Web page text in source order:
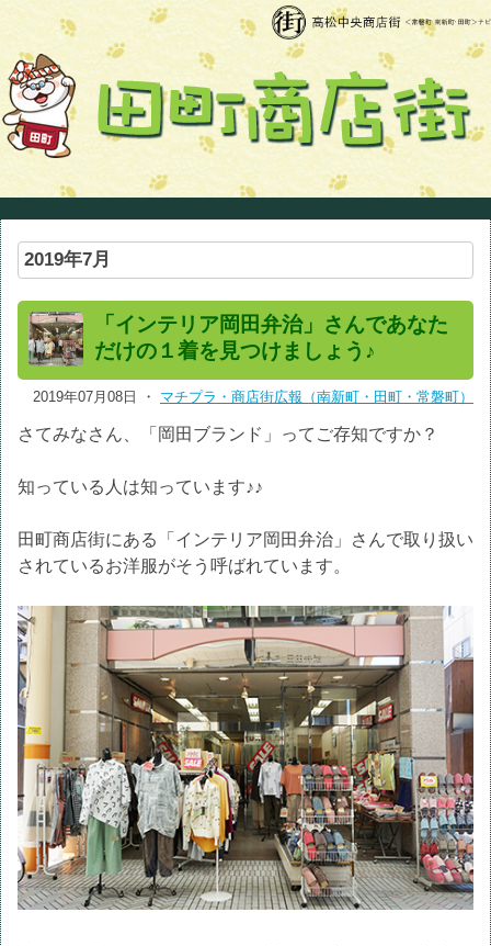
2019年7月
「インテリア岡田弁治」さんであなた
だけの１着を見つけましょう♪
2019年07月08日 ・ マチプラ・商店街広報（南新町・田町・常磐町）
さてみなさん、「岡田ブランド」ってご存知ですか？
知っている人は知っています♪♪
田町商店街にある「インテリア岡田弁治」さんで取り扱い
されているお洋服がそう呼ばれています。